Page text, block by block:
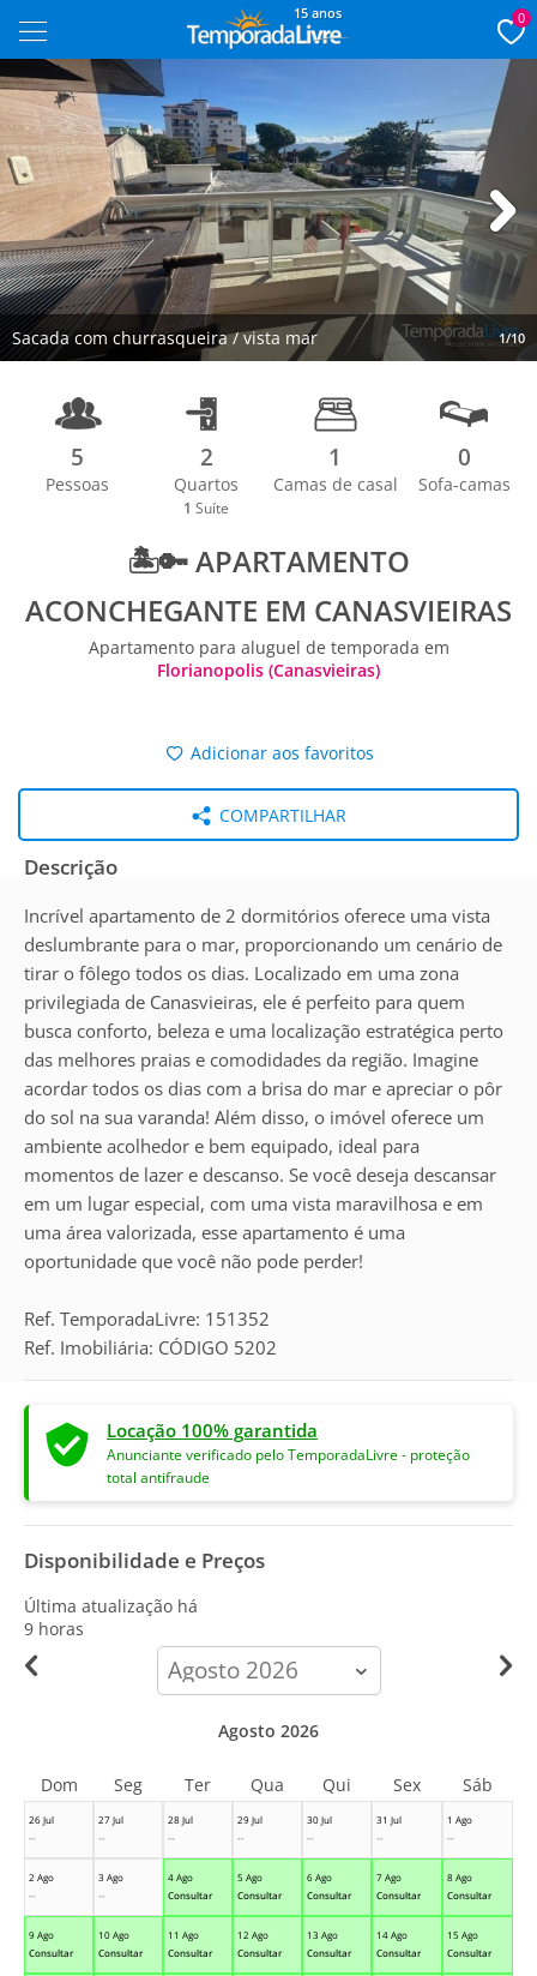
15 anos 0
Sacada com churrasqueira / vista mar 1/10
Next
5
Pessoas
2
Quartos
1 Suíte
1
Camas de casal
0
Sofa-camas
🏝️🔑 APARTAMENTO
ACONCHEGANTE EM CANASVIEIRAS
Apartamento para aluguel de temporada em
Florianopolis (Canasvieiras)
Adicionar aos favoritos
COMPARTILHAR
Descrição
Incrível apartamento de 2 dormitórios oferece uma vista
deslumbrante para o mar, proporcionando um cenário de
tirar o fôlego todos os dias. Localizado em uma zona
privilegiada de Canasvieiras, ele é perfeito para quem
busca conforto, beleza e uma localização estratégica perto
das melhores praias e comodidades da região. Imagine
acordar todos os dias com a brisa do mar e apreciar o pôr
do sol na sua varanda! Além disso, o imóvel oferece um
ambiente acolhedor e bem equipado, ideal para
momentos de lazer e descanso. Se você deseja descansar
em um lugar especial, com uma vista maravilhosa e em
uma área valorizada, esse apartamento é uma
oportunidade que você não pode perder!
Ref. TemporadaLivre: 151352
Ref. Imobiliária: CÓDIGO 5202
Locação 100% garantida
Anunciante verificado pelo TemporadaLivre - proteção
total antifraude
Disponibilidade e Preços
Última atualização há
9 horas
calendar-
month
26 Jul
--
27 Jul
--
28 Jul
--
29 Jul
--
30 Jul
--
31 Jul
--
1 Ago
--
2 Ago
--
3 Ago
--
4 Ago
Consultar
5 Ago
Consultar
6 Ago
Consultar
7 Ago
Consultar
8 Ago
Consultar
9 Ago
Consultar
10 Ago
Consultar
11 Ago
Consultar
12 Ago
Consultar
13 Ago
Consultar
14 Ago
Consultar
15 Ago
Consultar
Agosto 2026
Dom Seg Ter Qua Qui Sex Sáb